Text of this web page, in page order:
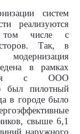
систем
реализуются
том числе с
Так, в
в рамках
с ООО
был пилотный
в городе было
свыше 6,1
наружного